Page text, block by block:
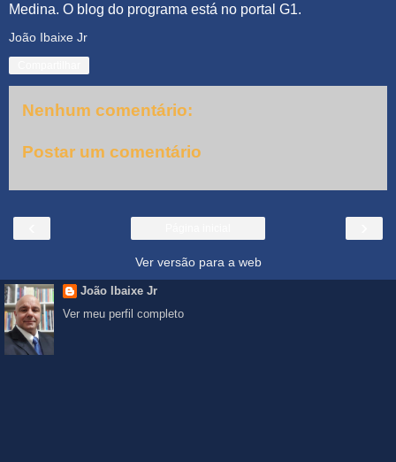
Medina. O blog do programa está no portal G1.
João Ibaixe Jr
Nenhum comentário:
Postar um comentário
Ver versão para a web
João Ibaixe Jr
Ver meu perfil completo